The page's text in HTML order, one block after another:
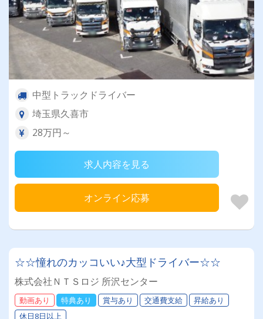
中型トラックドライバー
埼玉県久喜市
28万円～
求人内容を見る
オンライン応募
☆☆憧れのカッコいい♪大型ドライバー☆☆
株式会社ＮＴＳロジ 所沢センター
動画あり 特典あり 賞与あり 交通費支給
昇給あり
休日8日以上